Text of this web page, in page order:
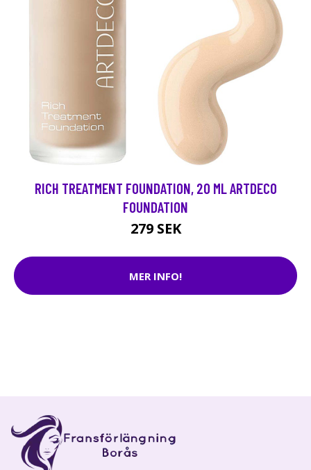
RICH TREATMENT FOUNDATION, 20 ML ARTDECO
FOUNDATION
279 SEK
MER INFO!